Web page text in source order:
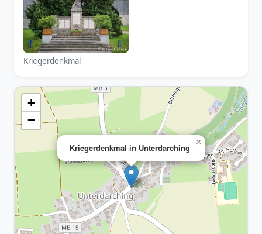
Kriegerdenkmal
Kriegerdenkmal in Unterdarching
×
+
−